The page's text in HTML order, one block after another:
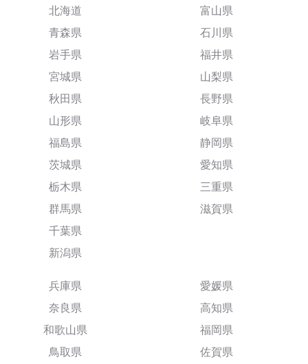
北海道
青森県
岩手県
宮城県
秋田県
山形県
福島県
茨城県
栃木県
群馬県
千葉県
新潟県
富山県
石川県
福井県
山梨県
長野県
岐阜県
静岡県
愛知県
三重県
滋賀県
兵庫県
奈良県
和歌山県
鳥取県
愛媛県
高知県
福岡県
佐賀県